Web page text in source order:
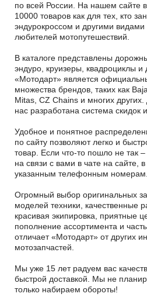
по всей России. На нашем сайте
10000 товаров как для тех, кто
эндурокроссом и другими видами
любителей мотопутешествий.
В каталоге представлены
эндуро, круизеры, квадроциклы и
«Мотодарт» является
множества брендов, таких как
Mitas, CZ Chains и многих
нас разработана система скидок
Удобное и понятное
по сайту позволяют легко и
товар. Если что-то пошло не так
на связи с вами в чате на сайте,
указанным телефонным номерам.
Огромный выбор оригинальных
моделей техники, качественные
красивая экипировка, приятные
пополнение ассортимента и
отличает «Мотодарт» от других
мотозапчастей.
Мы уже 15 лет радуем вас
быстрой доставкой. Мы не
только набираем обороты!